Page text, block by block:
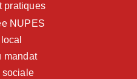
pratiques
NUPES
mandat
sociale